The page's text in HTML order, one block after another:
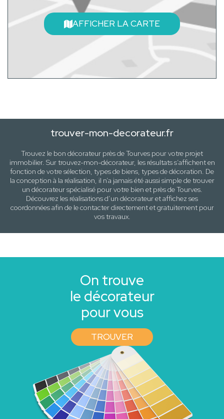
AFFICHER LA CARTE
trouver-mon-decorateur.fr
Trouvez le bon décorateur près deTourves pour votre projet
immobilier. Sur trouvez-mon-décorateur, les résultats s’affichent en
fonction de votre sélection, types de biens, types de décoration. De
la conception à la réalisation, il n’a jamais été aussi simple de trouver
un décorateur spécialisé pour votre bien et près deTourves.
Découvrez les réalisations d’un décorateur et affichez ses
coordonnées afin de le contacter directement et gratuitement pour
vos travaux.
On trouve
le décorateur
pour vous
TROUVER